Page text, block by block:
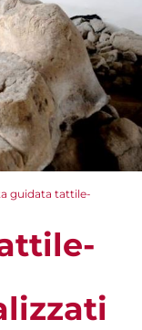
guidata tattile-